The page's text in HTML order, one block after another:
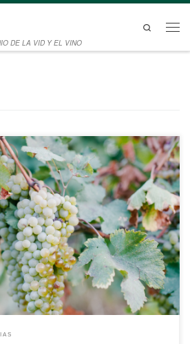
DE LA VID Y EL VINO
Search
su ponencia Entre lo Regional y lo Global:
a finales del siglo XV en estas jornadas que se
en formato online. Las II Jornadas Históricas
la […]